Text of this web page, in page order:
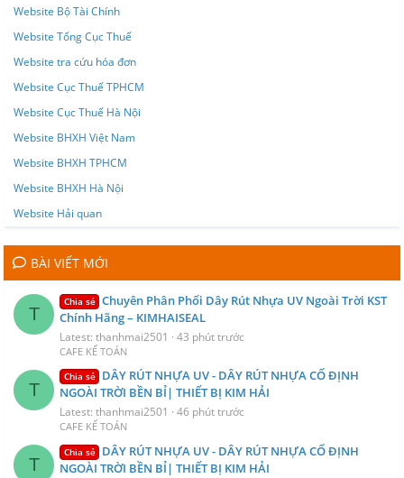
Website Bộ Tài Chính
Website Tổng Cục Thuế
Website tra cứu hóa đơn
Website Cục Thuế TPHCM
Website Cục Thuế Hà Nội
Website BHXH Việt Nam
Website BHXH TPHCM
Website BHXH Hà Nội
Website Hải quan
BÀI VIẾT MỚI
T
Chia sẻ Chuyên Phân Phối Dây Rút Nhựa UV Ngoài Trời KST
Chính Hãng – KIMHAISEAL
Latest: thanhmai2501 43 phút trước
CAFE KẾ TOÁN
T
Chia sẻ DÂY RÚT NHỰA UV - DÂY RÚT NHỰA CỐ ĐỊNH
NGOÀI TRỜI BỀN BỈ| THIẾT BỊ KIM HẢI
Latest: thanhmai2501 46 phút trước
CAFE KẾ TOÁN
T
Chia sẻ DÂY RÚT NHỰA UV - DÂY RÚT NHỰA CỐ ĐỊNH
NGOÀI TRỜI BỀN BỈ| THIẾT BỊ KIM HẢI